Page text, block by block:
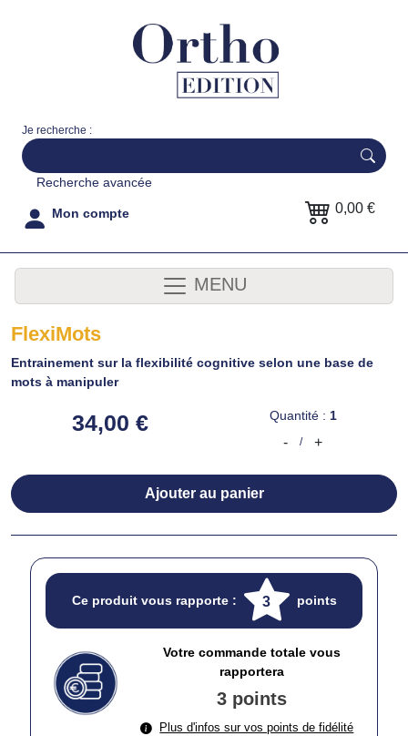
Je recherche :
Recherche avancée
Mon compte 0,00 €
MENU
FlexiMots
Entrainement sur la flexibilité cognitive selon une base de
mots à manipuler
34,00 € Quantité : 1
- / +
Ajouter au panier
Ce produit vous rapporte : 3 points
Votre commande totale vous
rapportera
3 points
Plus d'infos sur vos points de fidélité